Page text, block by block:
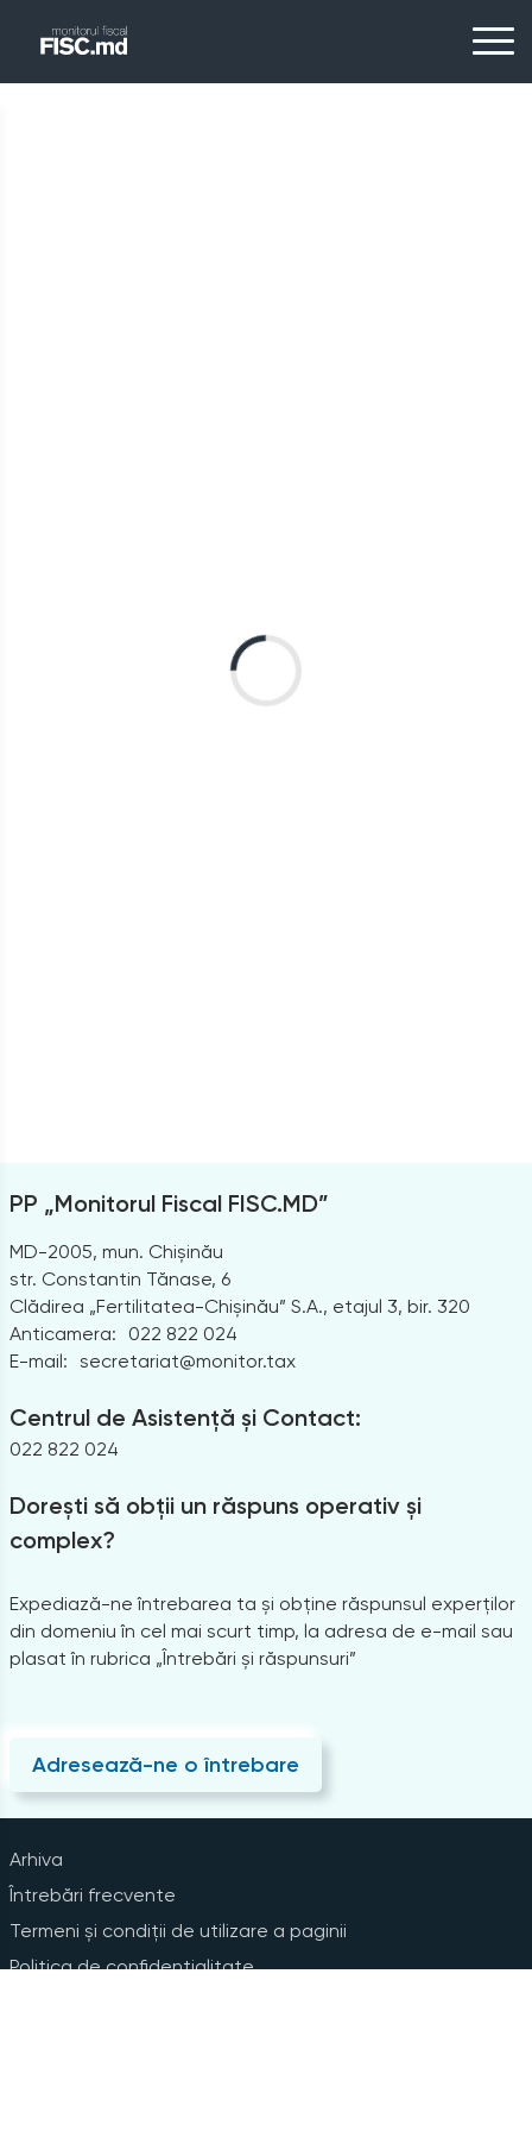
PP „Monitorul Fiscal FISC.MD”
MD-2005, mun. Chișinău
str. Constantin Tănase, 6
Clădirea „Fertilitatea-Chișinău” S.A., etajul 3, bir. 320
Anticamera:
022 822 024
E-mail: secretariat@monitor.tax
Centrul de Asistență și Contact:
022 822 024
Dorești să obții un răspuns operativ și
complex?
Expediază-ne întrebarea ta și obține răspunsul experților
din domeniu în cel mai scurt timp, la adresa de e-mail sau
plasat în rubrica „Întrebări și răspunsuri”
Adresează-ne o întrebare
Arhiva
Întrebări frecvente
Termeni și condiții de utilizare a paginii
Politica de confidențialitate